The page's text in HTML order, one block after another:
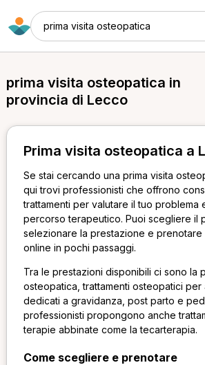
prima visita osteopatica
prima visita osteopatica in
provincia di Lecco
Prima visita osteopatica a
Se stai cercando una prima visita
qui trovi professionisti che offrono
trattamenti per valutare il tuo problema
percorso terapeutico. Puoi scegliere il
selezionare la prestazione e prenotare
online in pochi passaggi.
Tra le prestazioni disponibili ci sono la
osteopatica, trattamenti osteopatici
dedicati a gravidanza, post parto e
professionisti propongono anche
terapie abbinate come la tecarterapia.
Come scegliere e prenotare